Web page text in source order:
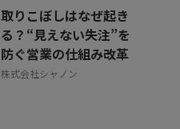
取りこぼしはなぜ起き
る？“見えない失注”を
防ぐ営業の仕組み改革
株式会社シャノン